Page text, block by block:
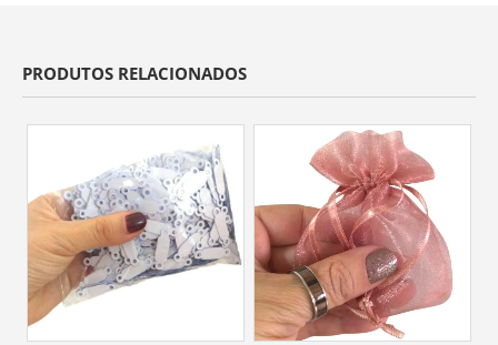
PRODUTOS RELACIONADOS